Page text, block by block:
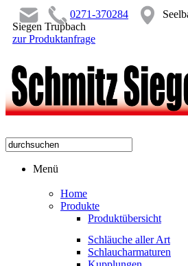
0271-370284
Siegen Trupbach
zur Produktanfrage
Menü
Home
Produkte
Produktübersicht
Schläuche aller Art
Schlaucharmaturen